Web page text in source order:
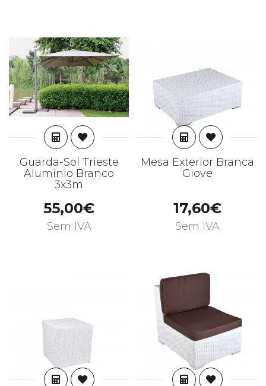
ADICIONAR
Guarda-Sol Trieste
Aluminio Branco
3x3m
55,00€
Sem IVA
ADICIONAR
Mesa Exterior Branca
Giove
17,60€
Sem IVA
ADICIONAR
ADICIONAR